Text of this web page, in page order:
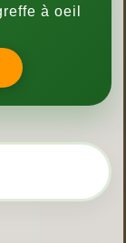
à oeil